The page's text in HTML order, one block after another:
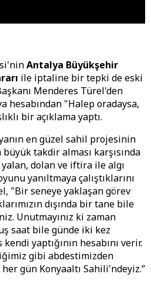
Antalya Büyükşehir
ile iptaline bir tepki de eski
Menderes Türel'den
hesabından "Halep oradaysa,
bir açıklama yaptı.
en güzel sahil projesinin
takdir alması karşısında
dolan ve iftira ile algı
yanıltmaya çalıştıklarını
"Bir seneye yaklaşan görev
dışında bir tane bile
Unutmayınız ki zaman
saat bile günde iki kez
yaptığının hesabını verir.
gibi abdestimizden
gün Konyaaltı Sahili'ndeyiz.”